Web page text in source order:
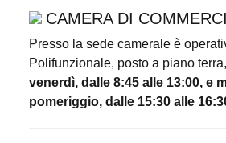
CAMERA DI
Presso la sede camerale è
Polifunzionale, posto a piano terra,
venerdì, dalle 8:45 alle 13:00, e
pomeriggio, dalle 15:30 alle